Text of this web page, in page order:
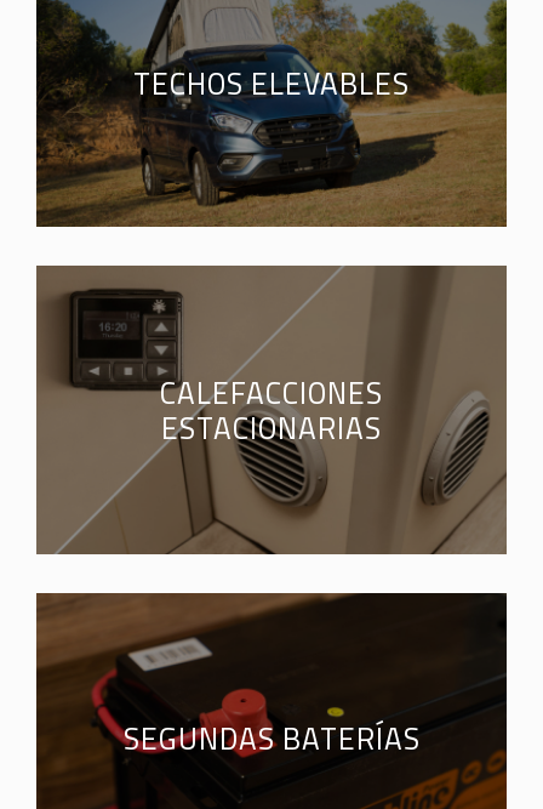
TECHOS ELEVABLES
CALEFACCIONES
ESTACIONARIAS
SEGUNDAS BATERÍAS